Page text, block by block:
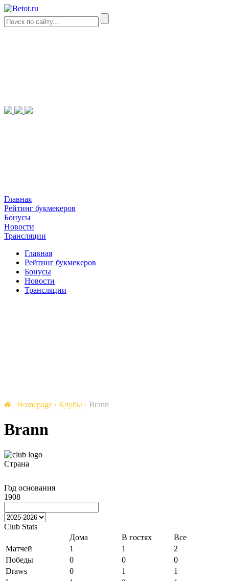
Главная
Рейтинг букмекеров
Бонусы
Новости
Трансляции
Главная
Рейтинг букмекеров
Бонусы
Новости
Трансляции
Homepage › Клубы › Brann
Brann
Страна
Год основания
1908
Club Stats
Дома
В гостях
Все
Матчей
1 1
2
Победы
0 0
0
Draws
0 1
1